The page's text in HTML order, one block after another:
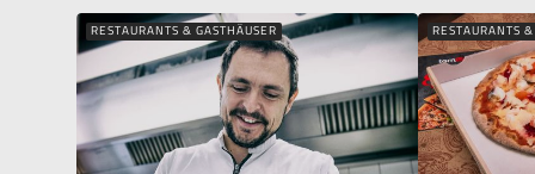
RESTAURANTS & GASTHÄUSER RESTAURANTS